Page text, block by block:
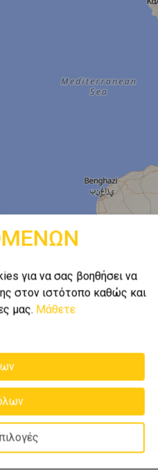
για να σας βοηθήσει να
στον ιστότοπο καθώς και
μας. Μάθετε